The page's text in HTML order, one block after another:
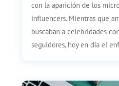
con la aparición de los
influencers. Mientras que
buscaban a celebridades
seguidores, hoy en día el